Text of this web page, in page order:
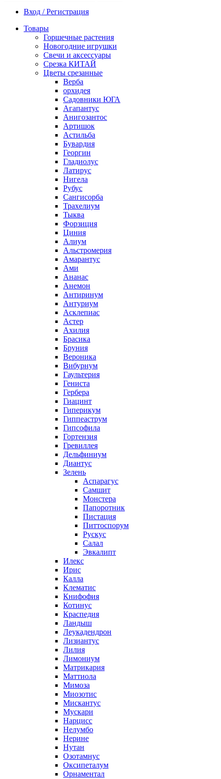
Вход / Регистрация
Товары
Горшечные растения
Новогодние игрушки
Свечи и аксессуары
Срезка КИТАЙ
Цветы срезанные
Верба
орхидея
Садовники ЮГА
Агапантус
Анигозантос
Артишок
Астильба
Бувардия
Георгин
Гладиолус
Латирус
Нигела
Рубус
Сангисорба
Трахелиум
Тыква
Форзиция
Циния
Алиум
Альстромерия
Амарантус
Ами
Ананас
Анемон
Антиринум
Антуриум
Асклепиас
Астер
Ахилия
Брасика
Бруния
Вероника
Вибурнум
Гаультерия
Гениста
Гербера
Гиацинт
Гиперикум
Гиппеаструм
Гипсофила
Гортензия
Гревиллея
Дельфиниум
Диантус
Зелень
Аспарагус
Самшит
Монстера
Папоротник
Пистация
Питтоспорум
Рускус
Салал
Эвкалипт
Илекс
Ирис
Калла
Клематис
Книфофия
Котинус
Краспедия
Ландыш
Леукадендрон
Лизиантус
Лилия
Лимониум
Матрикария
Маттиола
Мимоза
Миозотис
Мискантус
Мускари
Нарцисс
Нелумбо
Нерине
Нутан
Озотамнус
Оксипеталум
Орнаментал